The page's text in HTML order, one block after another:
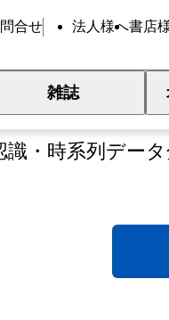
合せ 法人様へ書店
雑誌
第2版）
・時系列デー